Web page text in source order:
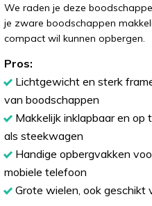
We raden je deze
je zware boodschappen
compact wil kunnen opbergen.
Pros:
Lichtgewicht en sterk
van boodschappen
Makkelijk inklapbaar en op
als steekwagen
Handige opbergvakken
mobiele telefoon
Grote wielen, ook geschikt